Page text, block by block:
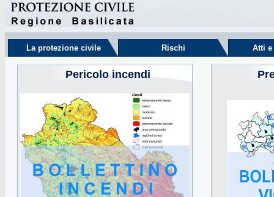
La protezione civile Rischi Atti
Pericolo incendi